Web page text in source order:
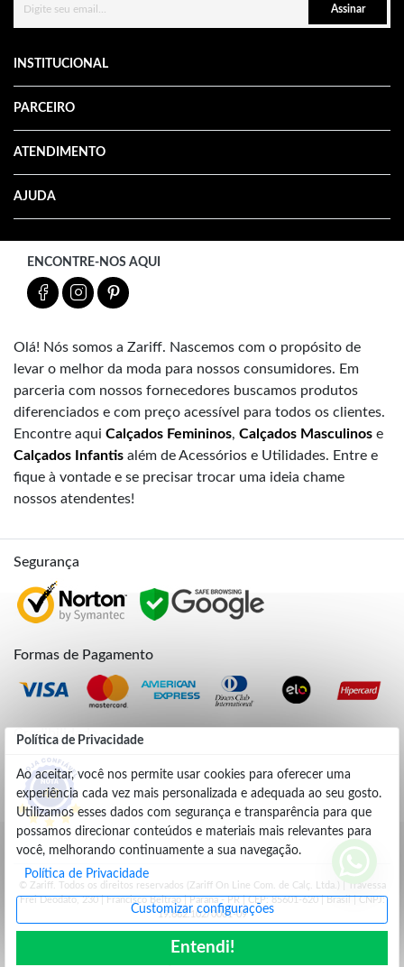
Política de Privacidade
Ao aceitar, você nos permite usar cookies para oferecer uma
experiência cada vez mais personalizada e adequada ao seu gosto.
Utilizamos esses dados com segurança e transparência para que
possamos direcionar conteúdos e materiais mais relevantes para
você, melhorando continuamente a sua navegação.
Política de Privacidade
Customizar configurações
Entendi!
Assinar
INSTITUCIONAL
PARCEIRO
ATENDIMENTO
AJUDA
ENCONTRE-NOS AQUI
Olá! Nós somos a Zariff. Nascemos com o propósito de
levar o melhor da moda para nossos consumidores. Em
parceria com nossos fornecedores buscamos produtos
diferenciados e com preço acessível para todos os clientes.
Encontre aqui Calçados Femininos, Calçados Masculinos e
Calçados Infantis além de Acessórios e Utilidades. Entre e
fique à vontade e se precisar trocar uma ideia chame
nossos atendentes!
Segurança
Formas de Pagamento
Credibilidade
4.9
© Zariff. Todos os direitos reservados (Zariff On Line Com. de Calç. Ltda.) | Travessa
Frei Deodato, 230 | Francisco Beltrão | Parana - PR | CEP: 85601-620 | Brasil | CNPJ:
19.662.102/0001-09